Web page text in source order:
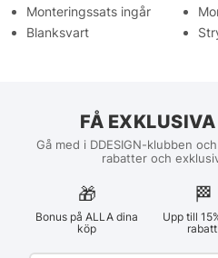
Monteringssats ingår
Blanksvart
FÅ
Gå med i DDESIGN-klubben
rabatter och
🎁
Bonus på ALLA dina
köp
🏁︎
Upp till